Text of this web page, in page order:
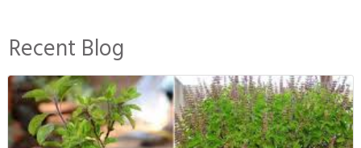
ઉત્તરાધિકારી તરીકે સ્થાપે છે તે
દૃશ્યો અંકિત થયાં છે. ટૂંકમાં બુદ્ધનાં
જીવનના અંતિમ દિવસોની યાત્રાનો
પરિપાક જોવા મળે […]
Recent Blog